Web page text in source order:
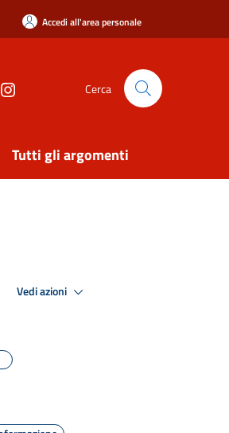
Accedi all'area personale
Cerca
Tutti gli argomenti
Vedi azioni